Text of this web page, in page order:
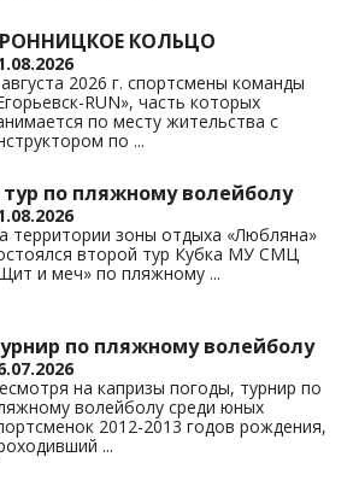
КОЛЬЦО
2026 г. спортсмены команды
RUN», часть которых
по месту жительства с
по ...
тур по пляжному волейболу
территории зоны отдыха «Любляна»
второй тур Кубка МУ СМЦ
и меч» по пляжному ...
по пляжному волейболу
на капризы погоды, турнир по
волейболу среди юных
2012-2013 годов рождения,
...